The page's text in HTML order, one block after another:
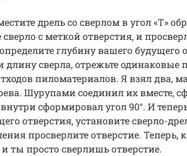
дрель со сверлом в угол «Т»
сверло с меткой отверстия, и
глубину вашего
длину сверла, отрежьте
пиломатериалов. Я взял два,
Шурупами соединил их вместе,
внутри сформировал угол 90°. И
отверстия, установите сверло-
просверлите отверстие. Теперь,
ты просто сверлишь отверстие.